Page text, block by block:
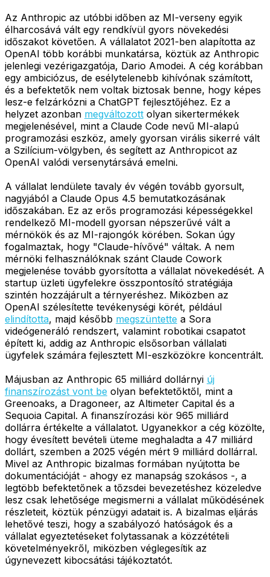
Az Anthropic az utóbbi időben az MI-verseny egyik
élharcosává vált egy rendkívül gyors növekedési
időszakot követően. A vállalatot 2021-ben alapította az
OpenAI több korábbi munkatársa, köztük az Anthropic
jelenlegi vezérigazgatója, Dario Amodei. A cég korábban
egy ambiciózus, de esélytelenebb kihívónak számított,
és a befektetők nem voltak biztosak benne, hogy képes
lesz-e felzárkózni a ChatGPT fejlesztőjéhez. Ez a
helyzet azonban megváltozott olyan sikertermékek
megjelenésével, mint a Claude Code nevű MI-alapú
programozási eszköz, amely gyorsan virális sikerré vált
a Szilícium-völgyben, és segített az Anthropicot az
OpenAI valódi versenytársává emelni.
A vállalat lendülete tavaly év végén tovább gyorsult,
nagyjából a Claude Opus 4.5 bemutatkozásának
időszakában. Ez az erős programozási képességekkel
rendelkező MI-modell gyorsan népszerűvé vált a
mérnökök és az MI-rajongók körében. Sokan úgy
fogalmaztak, hogy "Claude-hívővé" váltak. A nem
mérnöki felhasználóknak szánt Claude Cowork
megjelenése tovább gyorsította a vállalat növekedését. A
startup üzleti ügyfelekre összpontosító stratégiája
szintén hozzájárult a térnyeréshez. Miközben az
OpenAI szélesítette tevékenységi körét, például
elindította, majd később megszüntette a Sora
videógeneráló rendszert, valamint robotikai csapatot
épített ki, addig az Anthropic elsősorban vállalati
ügyfelek számára fejlesztett MI-eszközökre koncentrált.
Májusban az Anthropic 65 milliárd dollárnyi új
finanszírozást vont be olyan befektetőktől, mint a
Greenoaks, a Dragoneer, az Altimeter Capital és a
Sequoia Capital. A finanszírozási kör 965 milliárd
dollárra értékelte a vállalatot. Ugyanekkor a cég közölte,
hogy évesített bevételi üteme meghaladta a 47 milliárd
dollárt, szemben a 2025 végén mért 9 milliárd dollárral.
Mivel az Anthropic bizalmas formában nyújtotta be
dokumentációját - ahogy ez manapság szokásos -, a
legtöbb befektetőnek a tőzsdei bevezetéshez közeledve
lesz csak lehetősége megismerni a vállalat működésének
részleteit, köztük pénzügyi adatait is. A bizalmas eljárás
lehetővé teszi, hogy a szabályozó hatóságok és a
vállalat egyeztetéseket folytassanak a közzétételi
követelményekről, miközben véglegesítik az
úgynevezett kibocsátási tájékoztatót.